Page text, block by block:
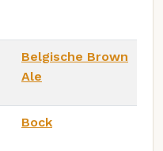
Belgische Brown
Ale
Bock